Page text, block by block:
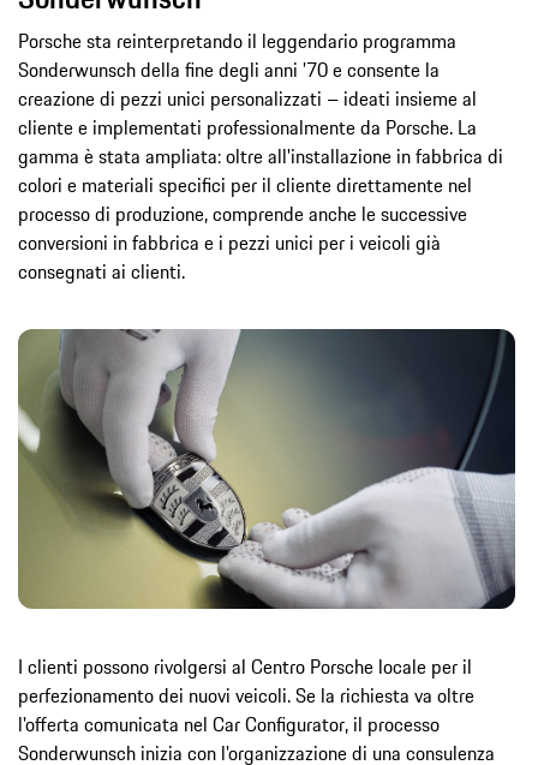
Porsche sta reinterpretando il leggendario programma
Sonderwunsch della fine degli anni ’70 e consente la
creazione di pezzi unici personalizzati – ideati insieme al
cliente e implementati professionalmente da Porsche. La
gamma è stata ampliata: oltre all'installazione in fabbrica di
colori e materiali specifici per il cliente direttamente nel
processo di produzione, comprende anche le successive
conversioni in fabbrica e i pezzi unici per i veicoli già
consegnati ai clienti.
I clienti possono rivolgersi al Centro Porsche locale per il
perfezionamento dei nuovi veicoli. Se la richiesta va oltre
l'offerta comunicata nel Car Configurator, il processo
Sonderwunsch inizia con l'organizzazione di una consulenza